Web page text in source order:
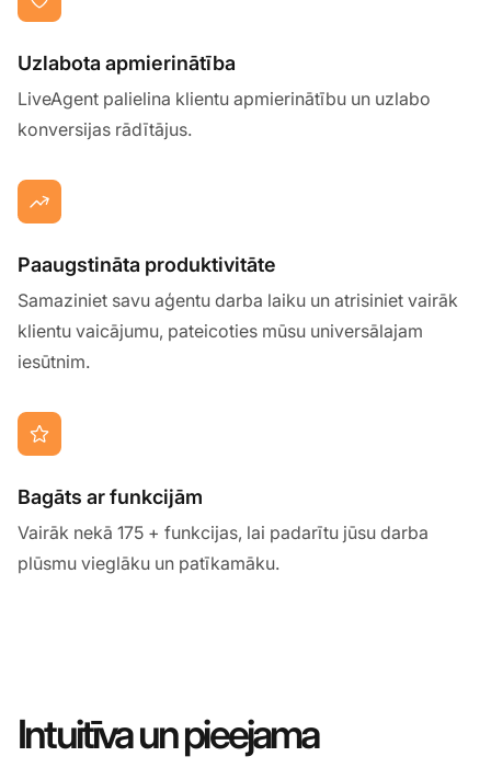
Uzlabota apmierinātība
LiveAgent palielina klientu apmierinātību un uzlabo
konversijas rādītājus.
Paaugstināta produktivitāte
Samaziniet savu aģentu darba laiku un atrisiniet vairāk
klientu vaicājumu, pateicoties mūsu universālajam
iesūtnim.
Bagāts ar funkcijām
Vairāk nekā 175 + funkcijas, lai padarītu jūsu darba
plūsmu vieglāku un patīkamāku.
Intuitīva un pieejama